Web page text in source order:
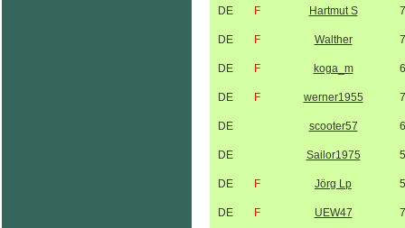
DE F Hartmut S
DE F Walther
DE F koga_m
DE F werner1955
DE scooter57
DE Sailor1975
DE F Jörg Lp
DE F UEW47